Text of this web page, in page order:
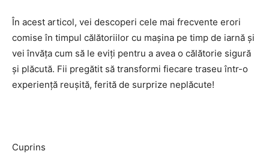
În acest articol, vei descoperi cele mai frecvente erori
comise în timpul călătoriilor cu mașina pe timp de iarnă și
vei învăța cum să le eviți pentru a avea o călătorie sigură
și plăcută. Fii pregătit să transformi fiecare traseu într-o
experiență reușită, ferită de surprize neplăcute!
Cuprins